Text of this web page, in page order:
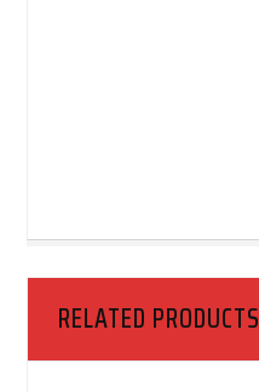
RELATED PRODUCTS